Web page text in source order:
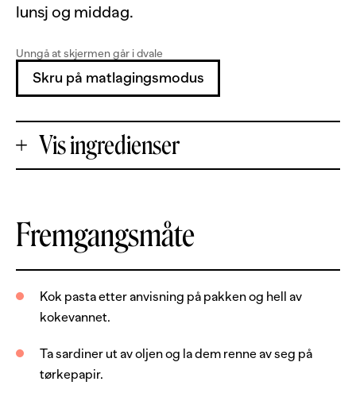
lunsj og middag.
Unngå at skjermen går i dvale
Skru på matlagingsmodus
Vis ingredienser
Porsjoner
1 boks
hermetiske sardiner, i olje
400 g
tagliatelle
5 stk
cherrytomat
5 stk
cherrytomat, gul
Fremgangsmåte
Kok pasta etter anvisning på pakken og hell av
kokevannet.
Ta sardiner ut av oljen og la dem renne av seg på
tørkepapir.